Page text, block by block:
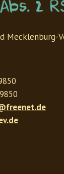
2
Mecklenburg-